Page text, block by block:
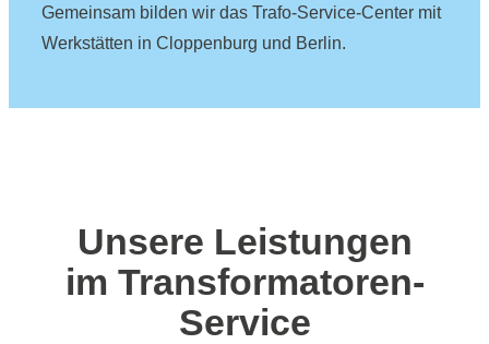
Gemeinsam bilden wir das Trafo-Service-Center mit
Werkstätten in Cloppenburg und Berlin.
Unsere Leistungen
im Transformatoren-
Service